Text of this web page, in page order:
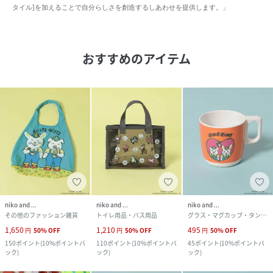
タイル]を加えることで自分らしさを創造するしあわせを提供します。」
おすすめのアイテム
niko and ...
その他のファッション雑貨
1,650 円 50%OFF
150ポイント(10%ポイントバ
ック)
niko and ...
トイレ用品・バス用品
1,210 円 50%OFF
110ポイント(10%ポイントバ
ック)
niko and ...
グラス・マグカップ・タンブラー
495 円 50%OFF
45ポイント(10%ポイントバ
ック)